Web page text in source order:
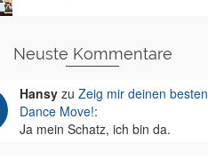
Neuste Kommentare
Hansyzu Zeig mir deinen besten
Dance Move!:
Ja mein Schatz, ich bin da.